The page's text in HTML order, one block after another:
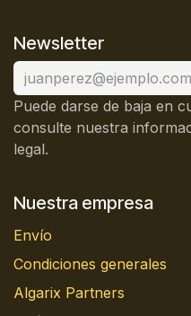
Newsletter
Puede darse de baja en
consulte nuestra
legal.
Nuestra empresa
Envío
Condiciones generales
Algarix Partners